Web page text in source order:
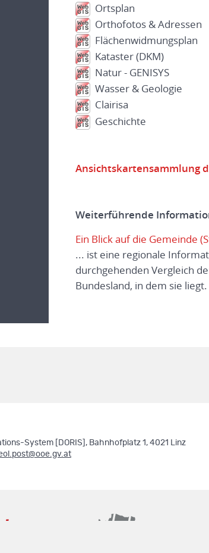
Ortsplan
Orthofotos & Adressen
Flächenwidmungsplan
Kataster (DKM)
Natur - GENISYS
Wasser & Geologie
Clairisa
Geschichte
Ansichtskartensammlung
Weiterführende
Ein Blick auf die Gemeinde
... ist eine regionale
durchgehenden Vergleich
Bundesland, in dem sie liegt.
System [DORIS], Bahnhofplatz 1, 4021 Linz